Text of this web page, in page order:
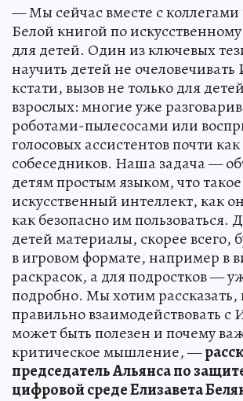
— Мы сейчас вместе с
Белой книгой по
для детей. Один из ключевых
научить детей не
кстати, вызов не только для
взрослых: многие уже
роботами-пылесосами или
голосовых ассистентов почти
собеседников. Наша задача —
детям простым языком, что такое
искусственный интеллект, как
как безопасно им
детей материалы, скорее всего,
в игровом формате, например в
раскрасок, а для подростков —
подробно. Мы хотим рассказать,
правильно взаимодействовать с
может быть полезен и почему
критическое мышление, —
председатель Альянса по
цифровой среде Елизавета